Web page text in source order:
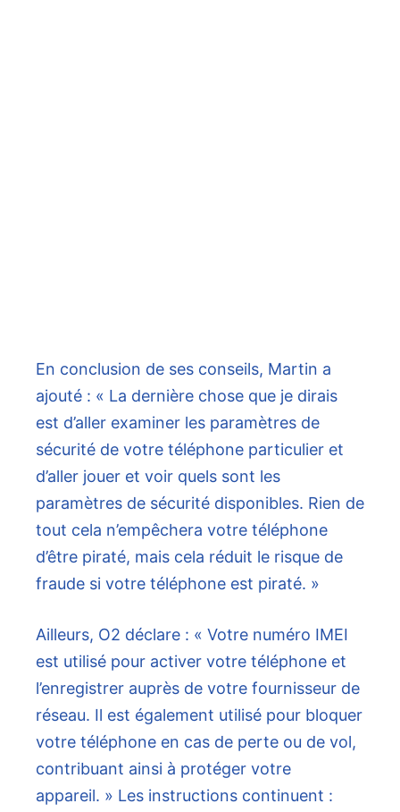
En conclusion de ses conseils, Martin a
ajouté : « La dernière chose que je dirais
est d’aller examiner les paramètres de
sécurité de votre téléphone particulier et
d’aller jouer et voir quels sont les
paramètres de sécurité disponibles. Rien de
tout cela n’empêchera votre téléphone
d’être piraté, mais cela réduit le risque de
fraude si votre téléphone est piraté. »
Ailleurs, O2 déclare : « Votre numéro IMEI
est utilisé pour activer votre téléphone et
l’enregistrer auprès de votre fournisseur de
réseau. Il est également utilisé pour bloquer
votre téléphone en cas de perte ou de vol,
contribuant ainsi à protéger votre
appareil. » Les instructions continuent :